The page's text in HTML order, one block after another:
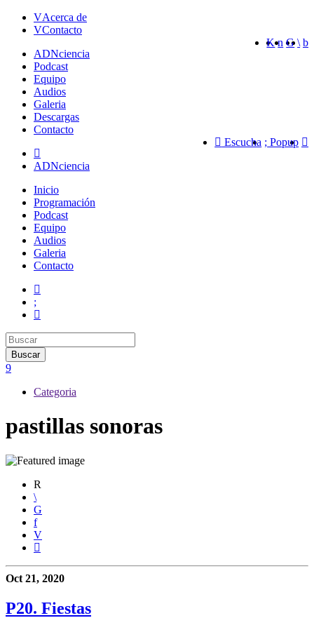
Acerca de
Contacto
ADNciencia
Podcast
Equipo
Audios
Galeria
Descargas
Contacto
Popup
Escucha
ADNciencia
Inicio
Programación
Podcast
Equipo
Audios
Galeria
Contacto
Categoria
pastillas sonoras
Oct 21, 2020
P20. Fiestas